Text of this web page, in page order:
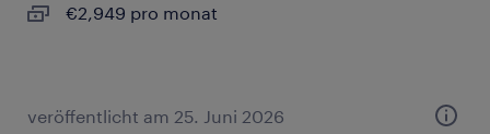
€2,949 pro monat
veröffentlicht am 25. Juni 2026